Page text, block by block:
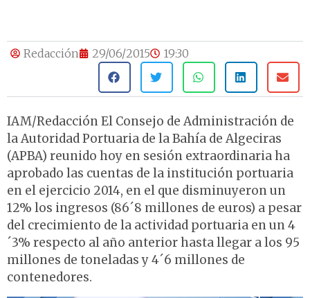
Redacción 29/06/2015 19:30
IAM/Redacción El Consejo de Administración de
la Autoridad Portuaria de la Bahía de Algeciras
(APBA) reunido hoy en sesión extraordinaria ha
aprobado las cuentas de la institución portuaria
en el ejercicio 2014, en el que disminuyeron un
12% los ingresos (86´8 millones de euros) a pesar
del crecimiento de la actividad portuaria en un 4
´3% respecto al año anterior hasta llegar a los 95
millones de toneladas y 4´6 millones de
contenedores.